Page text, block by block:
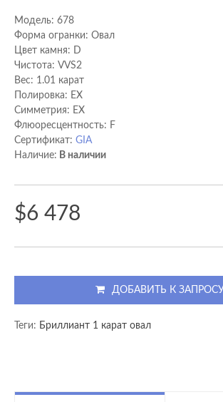
Модель: 678
Форма огранки: Овал
Цвет камня: D
Чистота: VVS2
Вес: 1.01 карат
Полировка: EX
Cимметрия: EX
Флюоресцентность: F
Сертификат: GIA
Наличие: В наличии
$6 478
ДОБАВИТЬ К ЗАПРОСУ
Теги: Бриллиант 1 карат овал